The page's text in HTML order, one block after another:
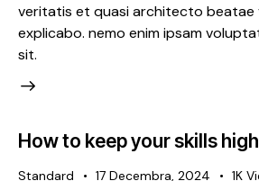
veritatis et quasi architecto
explicabo. nemo enim ipsam
sit.
How to keep your skills
Standard 17 Decembra, 2024 1K